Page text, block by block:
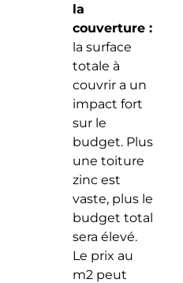
la
couverture :
la surface
totale à
couvrir a un
impact fort
sur le
budget. Plus
une toiture
zinc est
vaste, plus le
budget total
sera élevé.
Le prix au
m2 peut